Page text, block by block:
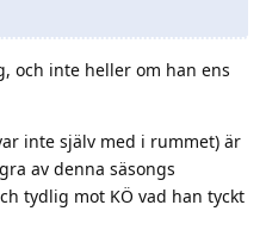
och inte heller om han ens
inte själv med i rummet) är
av denna säsongs
tydlig mot KÖ vad han tyckt